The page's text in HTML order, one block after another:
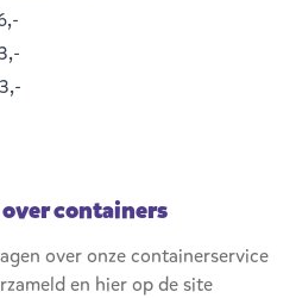
containers
over onze containerservice
en hier op de site